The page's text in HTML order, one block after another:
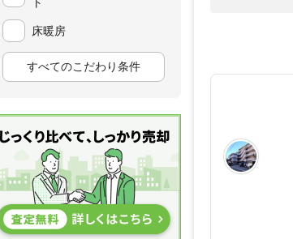
床暖房
すべてのこだわり条件